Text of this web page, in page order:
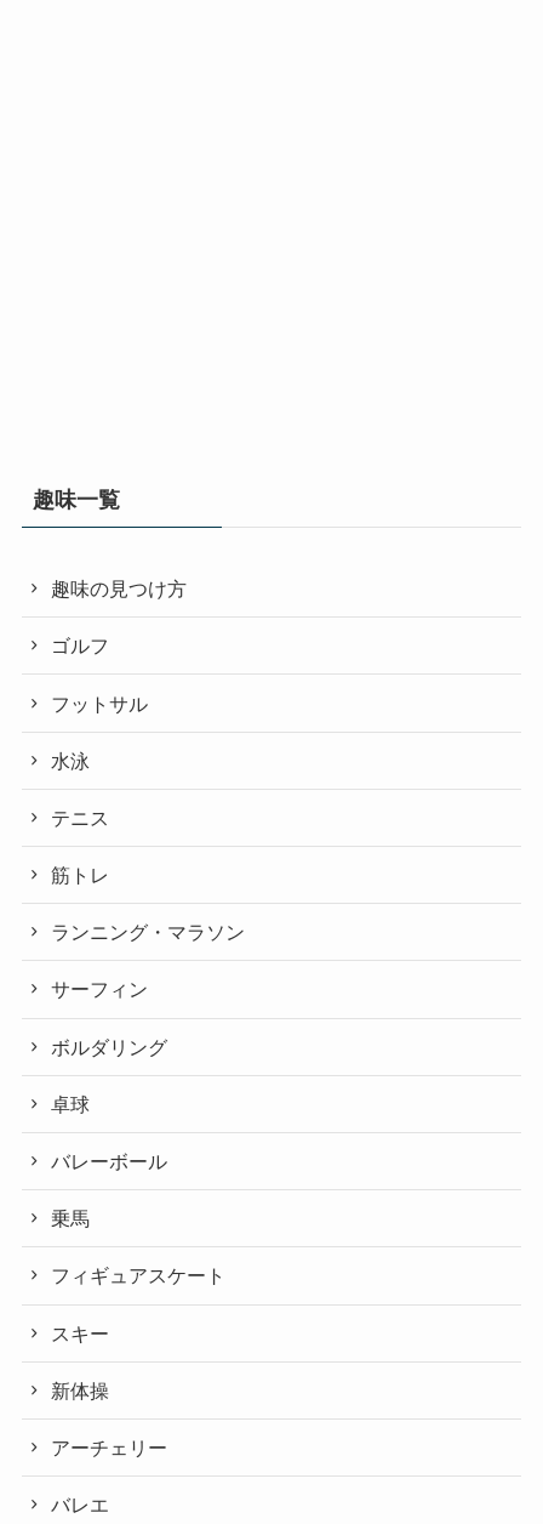
趣味一覧
趣味の見つけ方
ゴルフ
フットサル
水泳
テニス
筋トレ
ランニング・マラソン
サーフィン
ボルダリング
卓球
バレーボール
乗馬
フィギュアスケート
スキー
新体操
アーチェリー
バレエ